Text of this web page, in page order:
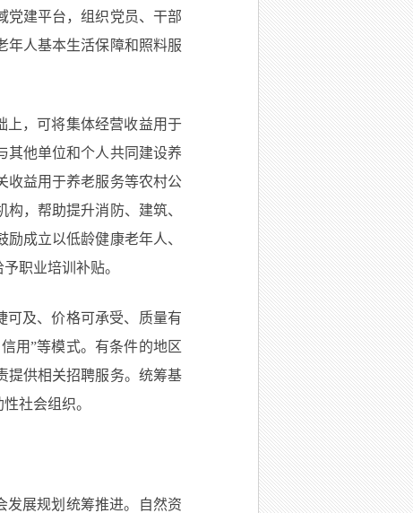
党建平台，组织党员、干部
年人基本生活保障和照料服
上，可将集体经营收益用于
其他单位和个人共同建设养
收益用于养老服务等农村公
，帮助提升消防、建筑、
成立以低龄健康老年人、
职业培训补贴。
可及、价格可承受、质量有
用”等模式。有条件的地区
提供相关招聘服务。统筹基
社会组织。
发展规划统筹推进。自然资